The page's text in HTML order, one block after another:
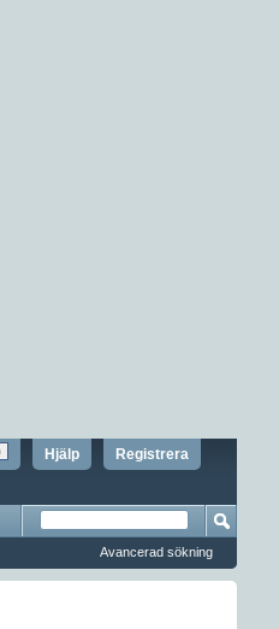
Registrera
Hjälp
Avancerad sökning